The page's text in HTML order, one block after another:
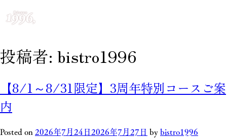
投稿者: bistro1996
【8/1～8/31限定】3周年特別コースご案
内
Posted on2026年7月24日2026年7月27日 bybistro1996